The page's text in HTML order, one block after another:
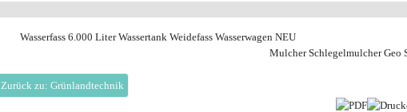
Wasserfass 6.000 Liter Wassertank Weidefass Wasserwagen NEU
Mulcher Schlegelmulcher Geo
Zurück zu: Grünlandtechnik